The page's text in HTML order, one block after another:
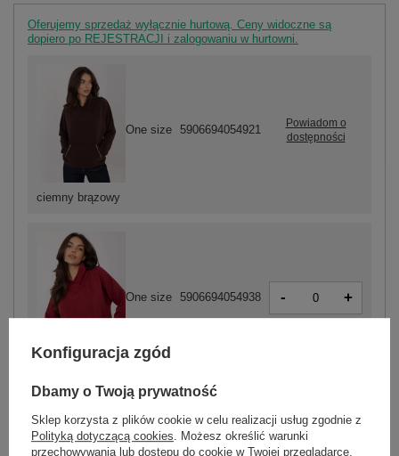
Oferujemy sprzedaż wyłącznie hurtową. Ceny widoczne są
dopiero po REJESTRACJI i zalogowaniu w hurtowni.
bordowy
One size 5906694054938 - +
ciemny brązowy
One size 5906694054921
Powiadom o
dostępności
ZALOGUJ SIĘ I ZOBACZ CENĘ
Konfiguracja zgód
Dbamy o Twoją prywatność
Sklep korzysta z plików cookie w celu realizacji usług zgodnie z
Polityką dotyczącą cookies . Możesz określić warunki
przechowywania lub dostępu do cookie w Twojej przeglądarce.